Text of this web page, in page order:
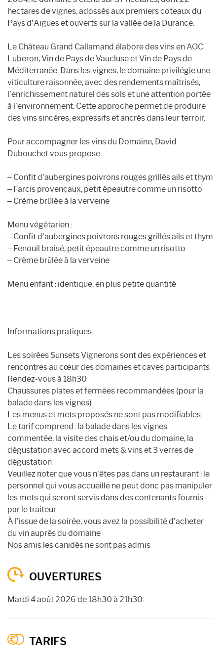
hectares de vignes, adossés aux premiers coteaux du
Pays d’Aigues et ouverts sur la vallée de la Durance.
Le Château Grand Callamand élabore des vins en AOC
Luberon, Vin de Pays de Vaucluse et Vin de Pays de
Méditerranée. Dans les vignes, le domaine privilégie une
viticulture raisonnée, avec des rendements maîtrisés,
l’enrichissement naturel des sols et une attention portée
à l’environnement. Cette approche permet de produire
des vins sincères, expressifs et ancrés dans leur terroir.
Pour accompagner les vins du Domaine, David
Dubouchet vous propose :
– Confit d’aubergines poivrons rouges grillés ails et thym
– Farcis provençaux, petit épeautre comme un risotto
– Crème brûlée à la verveine
Menu végétarien :
– Confit d’aubergines poivrons rouges grillés ails et thym
– Fenouil braisé, petit épeautre comme un risotto
– Crème brûlée à la verveine
Menu enfant : identique, en plus petite quantité
Informations pratiques :
Les soirées Sunsets Vignerons sont des expériences et
rencontres au cœur des domaines et caves participants
Rendez-vous à 18h30
Chaussures plates et fermées recommandées (pour la
balade dans les vignes)
Les menus et mets proposés ne sont pas modifiables
Le tarif comprend : la balade dans les vignes
commentée, la visite des chais et/ou du domaine, la
dégustation avec accord mets & vins et 3 verres de
dégustation
Veuillez noter que vous n’êtes pas dans un restaurant : le
personnel qui vous accueille ne peut donc pas manipuler
les mets qui seront servis dans des contenants fournis
par le traiteur
À l’issue de la soirée, vous avez la possibilité d’acheter
du vin auprès du domaine
Nos amis les canidés ne sont pas admis
OUVERTURES
Mardi 4 août 2026 de 18h30 à 21h30.
TARIFS